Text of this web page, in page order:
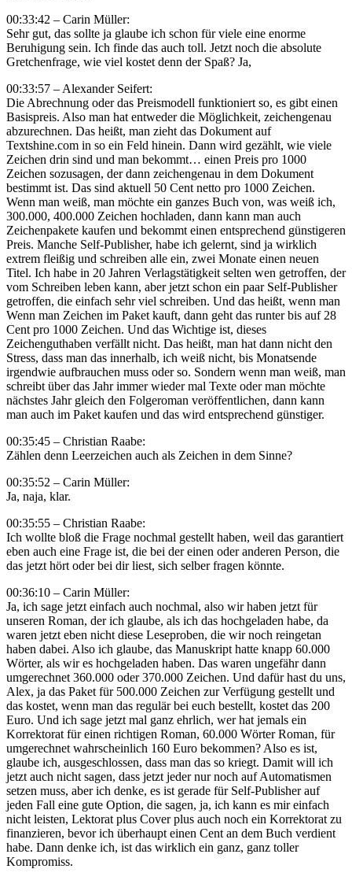
00:33:42 – Carin Müller:
Sehr gut, das sollte ja glaube ich schon für viele eine enorme
Beruhigung sein. Ich finde das auch toll. Jetzt noch die absolute
Gretchenfrage, wie viel kostet denn der Spaß? Ja,
00:33:57 – Alexander Seifert:
Die Abrechnung oder das Preismodell funktioniert so, es gibt einen
Basispreis. Also man hat entweder die Möglichkeit, zeichengenau
abzurechnen. Das heißt, man zieht das Dokument auf
Textshine.com in so ein Feld hinein. Dann wird gezählt, wie viele
Zeichen drin sind und man bekommt… einen Preis pro 1000
Zeichen sozusagen, der dann zeichengenau in dem Dokument
bestimmt ist. Das sind aktuell 50 Cent netto pro 1000 Zeichen.
Wenn man weiß, man möchte ein ganzes Buch von, was weiß ich,
300.000, 400.000 Zeichen hochladen, dann kann man auch
Zeichenpakete kaufen und bekommt einen entsprechend günstigeren
Preis. Manche Self-Publisher, habe ich gelernt, sind ja wirklich
extrem fleißig und schreiben alle ein, zwei Monate einen neuen
Titel. Ich habe in 20 Jahren Verlagstätigkeit selten wen getroffen, der
vom Schreiben leben kann, aber jetzt schon ein paar Self-Publisher
getroffen, die einfach sehr viel schreiben. Und das heißt, wenn man
Wenn man Zeichen im Paket kauft, dann geht das runter bis auf 28
Cent pro 1000 Zeichen. Und das Wichtige ist, dieses
Zeichenguthaben verfällt nicht. Das heißt, man hat dann nicht den
Stress, dass man das innerhalb, ich weiß nicht, bis Monatsende
irgendwie aufbrauchen muss oder so. Sondern wenn man weiß, man
schreibt über das Jahr immer wieder mal Texte oder man möchte
nächstes Jahr gleich den Folgeroman veröffentlichen, dann kann
man auch im Paket kaufen und das wird entsprechend günstiger.
00:35:45 – Christian Raabe:
Zählen denn Leerzeichen auch als Zeichen in dem Sinne?
00:35:52 – Carin Müller:
Ja, naja, klar.
00:35:55 – Christian Raabe:
Ich wollte bloß die Frage nochmal gestellt haben, weil das garantiert
eben auch eine Frage ist, die bei der einen oder anderen Person, die
das jetzt hört oder bei dir liest, sich selber fragen könnte.
00:36:10 – Carin Müller:
Ja, ich sage jetzt einfach auch nochmal, also wir haben jetzt für
unseren Roman, der ich glaube, als ich das hochgeladen habe, da
waren jetzt eben nicht diese Leseproben, die wir noch reingetan
haben dabei. Also ich glaube, das Manuskript hatte knapp 60.000
Wörter, als wir es hochgeladen haben. Das waren ungefähr dann
umgerechnet 360.000 oder 370.000 Zeichen. Und dafür hast du uns,
Alex, ja das Paket für 500.000 Zeichen zur Verfügung gestellt und
das kostet, wenn man das regulär bei euch bestellt, kostet das 200
Euro. Und ich sage jetzt mal ganz ehrlich, wer hat jemals ein
Korrektorat für einen richtigen Roman, 60.000 Wörter Roman, für
umgerechnet wahrscheinlich 160 Euro bekommen? Also es ist,
glaube ich, ausgeschlossen, dass man das so kriegt. Damit will ich
jetzt auch nicht sagen, dass jetzt jeder nur noch auf Automatismen
setzen muss, aber ich denke, es ist gerade für Self-Publisher auf
jeden Fall eine gute Option, die sagen, ja, ich kann es mir einfach
nicht leisten, Lektorat plus Cover plus auch noch ein Korrektorat zu
finanzieren, bevor ich überhaupt einen Cent an dem Buch verdient
habe. Dann denke ich, ist das wirklich ein ganz, ganz toller
Kompromiss.